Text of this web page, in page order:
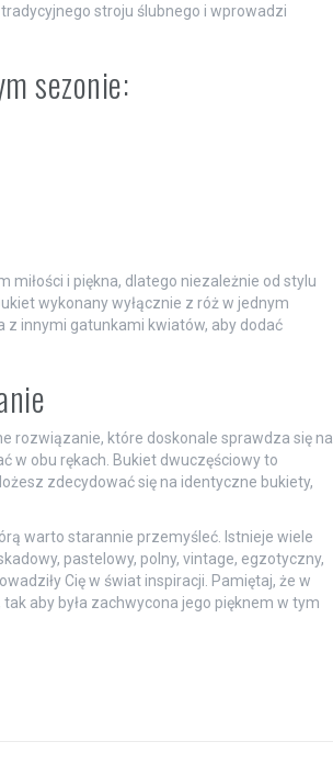
stroju ślubnego i wprowadzi
sezonie:
miłości i piękna, dlatego niezależnie od stylu
wykonany wyłącznie z róż w jednym
z innymi gatunkami kwiatów, aby dodać
rozwiązanie, które doskonale sprawdza się na
w obu rękach. Bukiet dwuczęściowy to
zdecydować się na identyczne bukiety,
warto starannie przemyśleć. Istnieje wiele
pastelowy, polny, vintage, egzotyczny,
Cię w świat inspiracji. Pamiętaj, że w
aby była zachwycona jego pięknem w tym